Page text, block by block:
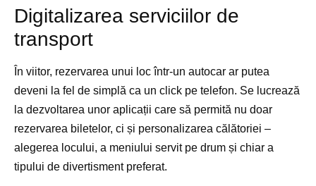
Digitalizarea serviciilor de
transport
În viitor, rezervarea unui loc într-un autocar ar putea
deveni la fel de simplă ca un click pe telefon. Se lucrează
la dezvoltarea unor aplicații care să permită nu doar
rezervarea biletelor, ci și personalizarea călătoriei –
alegerea locului, a meniului servit pe drum și chiar a
tipului de divertisment preferat.